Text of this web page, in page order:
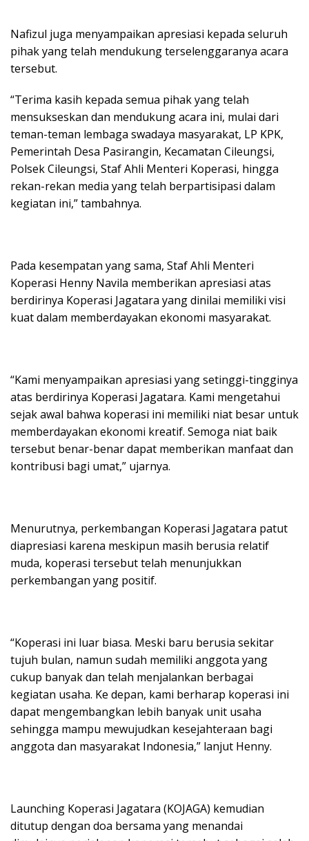
Nafizul juga menyampaikan apresiasi kepada seluruh
pihak yang telah mendukung terselenggaranya acara
tersebut.
“Terima kasih kepada semua pihak yang telah
mensukseskan dan mendukung acara ini, mulai dari
teman-teman lembaga swadaya masyarakat, LP KPK,
Pemerintah Desa Pasirangin, Kecamatan Cileungsi,
Polsek Cileungsi, Staf Ahli Menteri Koperasi, hingga
rekan-rekan media yang telah berpartisipasi dalam
kegiatan ini,” tambahnya.
Pada kesempatan yang sama, Staf Ahli Menteri
Koperasi Henny Navila memberikan apresiasi atas
berdirinya Koperasi Jagatara yang dinilai memiliki visi
kuat dalam memberdayakan ekonomi masyarakat.
“Kami menyampaikan apresiasi yang setinggi-tingginya
atas berdirinya Koperasi Jagatara. Kami mengetahui
sejak awal bahwa koperasi ini memiliki niat besar untuk
memberdayakan ekonomi kreatif. Semoga niat baik
tersebut benar-benar dapat memberikan manfaat dan
kontribusi bagi umat,” ujarnya.
Menurutnya, perkembangan Koperasi Jagatara patut
diapresiasi karena meskipun masih berusia relatif
muda, koperasi tersebut telah menunjukkan
perkembangan yang positif.
“Koperasi ini luar biasa. Meski baru berusia sekitar
tujuh bulan, namun sudah memiliki anggota yang
cukup banyak dan telah menjalankan berbagai
kegiatan usaha. Ke depan, kami berharap koperasi ini
dapat mengembangkan lebih banyak unit usaha
sehingga mampu mewujudkan kesejahteraan bagi
anggota dan masyarakat Indonesia,” lanjut Henny.
Launching Koperasi Jagatara (KOJAGA) kemudian
ditutup dengan doa bersama yang menandai